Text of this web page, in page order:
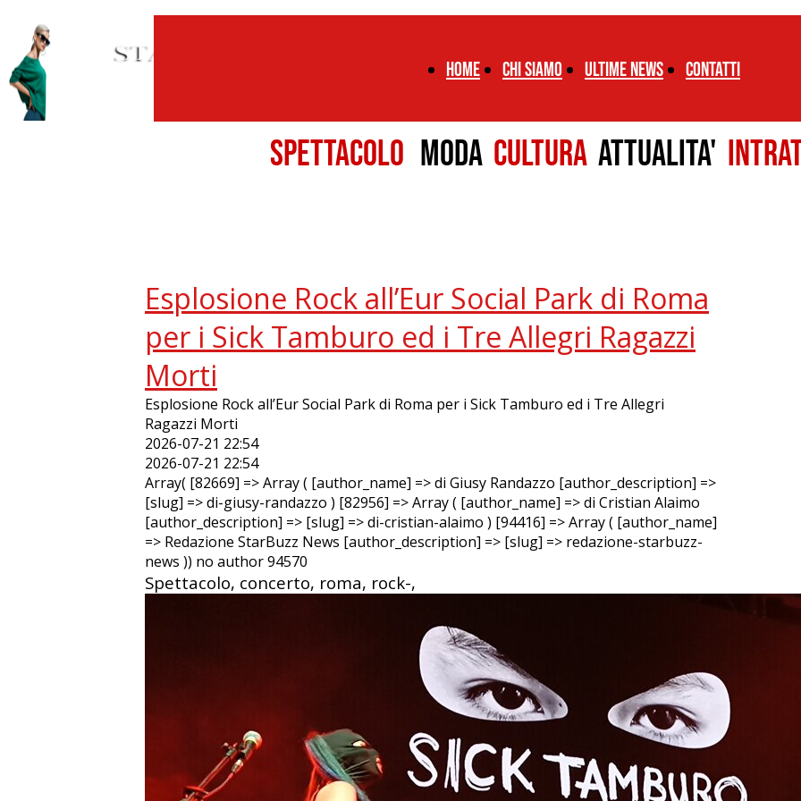
Home chi siamo ultime news CONTATTI
SPETTACOLO MODA CULTURA ATTUALITA'
Esplosione Rock all’Eur Social Park di Roma
per i Sick Tamburo ed i Tre Allegri Ragazzi
Morti
Esplosione Rock all’Eur Social Park di Roma per i Sick Tamburo ed i Tre Allegri
Ragazzi Morti
2026-07-21 22:54
2026-07-21 22:54
Array( [82669] => Array ( [author_name] => di Giusy Randazzo [author_description] =>
[slug] => di-giusy-randazzo ) [82956] => Array ( [author_name] => di Cristian Alaimo
[author_description] => [slug] => di-cristian-alaimo ) [94416] => Array ( [author_name]
=> Redazione StarBuzz News [author_description] => [slug] => redazione-starbuzz-
news )) no author 94570
Spettacolo, concerto, roma, rock-,